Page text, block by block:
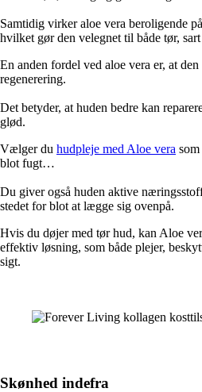
Samtidig virker aloe vera beroligende
hvilket gør den velegnet til både tør,
En anden fordel ved aloe vera er, at
regenerering.
Det betyder, at huden bedre kan
glød.
Vælger du hudpleje med Aloe vera
blot fugt…
Du giver også huden aktive
stedet for blot at lægge sig ovenpå.
Hvis du døjer med tør hud, kan Aloe
effektiv løsning, som både plejer,
sigt.
Skønhed indefra